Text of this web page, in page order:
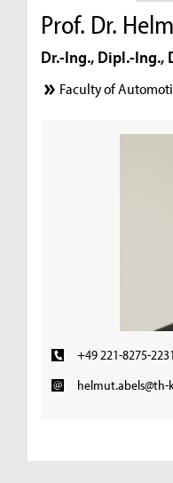
Prof. Dr.
Dr.-Ing., Dipl.-Ing.,
Faculty of
+49 221-8275-2231
helmut.abels@th-